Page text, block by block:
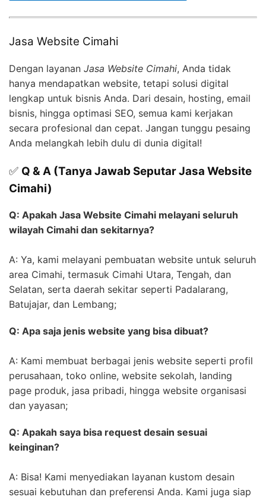
Jasa Website Cimahi
Dengan layanan Jasa Website Cimahi, Anda tidak
hanya mendapatkan website, tetapi solusi digital
lengkap untuk bisnis Anda. Dari desain, hosting, email
bisnis, hingga optimasi SEO, semua kami kerjakan
secara profesional dan cepat. Jangan tunggu pesaing
Anda melangkah lebih dulu di dunia digital!
✅ Q & A (Tanya Jawab Seputar Jasa Website
Cimahi)
Q: Apakah Jasa Website Cimahi melayani seluruh
wilayah Cimahi dan sekitarnya?
A: Ya, kami melayani pembuatan website untuk seluruh
area Cimahi, termasuk Cimahi Utara, Tengah, dan
Selatan, serta daerah sekitar seperti Padalarang,
Batujajar, dan Lembang;
Q: Apa saja jenis website yang bisa dibuat?
A: Kami membuat berbagai jenis website seperti profil
perusahaan, toko online, website sekolah, landing
page produk, jasa pribadi, hingga website organisasi
dan yayasan;
Q: Apakah saya bisa request desain sesuai
keinginan?
A: Bisa! Kami menyediakan layanan kustom desain
sesuai kebutuhan dan preferensi Anda. Kami juga siap